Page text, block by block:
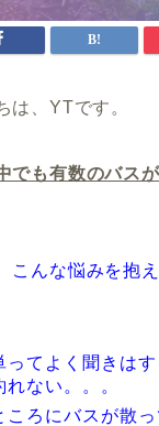
は、YTです。
でも有数のバス
こんな悩みを抱
ってよく聞きは
れない。。。
ころにバスが散